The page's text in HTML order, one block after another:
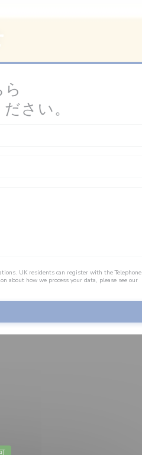
さい。
UK residents can register with the Telephone
about how we process your data, please see our